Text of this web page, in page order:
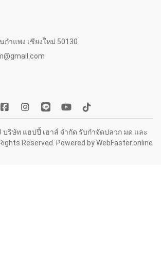
ำแพง เชียงใหม่ 50130
บริษัท แฮปปี้ เฮาส์ จำกัด รับกำจัดปลวก มด และ
Reserved. Powered byWebFaster.online